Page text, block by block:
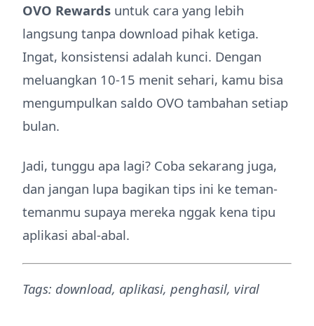
OVO Rewards untuk cara yang lebih
langsung tanpa download pihak ketiga.
Ingat, konsistensi adalah kunci. Dengan
meluangkan 10-15 menit sehari, kamu bisa
mengumpulkan saldo OVO tambahan setiap
bulan.
Jadi, tunggu apa lagi? Coba sekarang juga,
dan jangan lupa bagikan tips ini ke teman-
temanmu supaya mereka nggak kena tipu
aplikasi abal-abal.
Tags: download, aplikasi, penghasil, viral